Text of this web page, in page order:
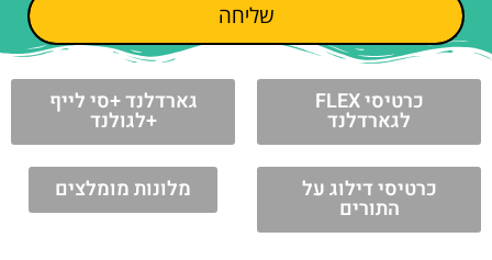
שליחה
כרטיסי FLEX
לגארדלנד
גארדלנד +סי לייף
+לגולנד
כרטיסי דילוג על
התורים
מלונות מומלצים